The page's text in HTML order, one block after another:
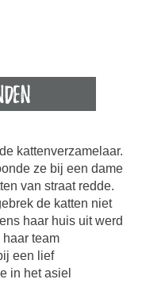
kattenverzamelaar.
ze bij een dame
van straat redde.
de katten niet
haar huis uit werd
team
een lief
in het asiel